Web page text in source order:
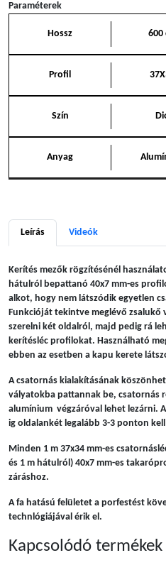
Paraméterek
Hossz 600
Profil
Szín
Anyag
Leírás Videók
Kerítés mezők rögzítésénél
hátulról bepattanó 40x7 mm-es
alkot, hogy nem látszódik egyetlen
Funkcióját tekintve meglévő zsalukő
szerelni két oldalról, majd pedig rá
kerítésléc profilokat. Használható
ebben az esetben a kapu kerete
A csatornás kialakításának
vályatokba pattannak be, csatornás
alumínium végzáróval lehet lezárni.
ig oldalankét legalább 3-3 ponton
Minden 1 m 37x34 mm-es
és 1 m hátulról) 40x7 mm-es
záráshoz.
A fa hatású felületet a porfestést
technlógiájával érik el.
Kapcsolódó termékek